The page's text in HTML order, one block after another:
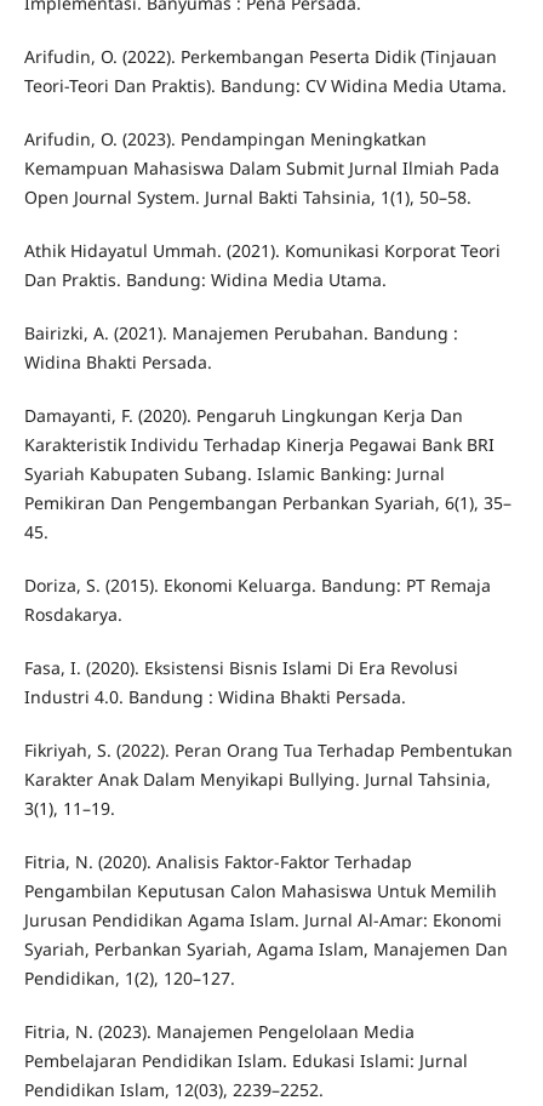
Arifudin, O. (2022). Perkembangan Peserta Didik (Tinjauan
Teori-Teori Dan Praktis). Bandung: CV Widina Media Utama.
Arifudin, O. (2023). Pendampingan Meningkatkan
Kemampuan Mahasiswa Dalam Submit Jurnal Ilmiah Pada
Open Journal System. Jurnal Bakti Tahsinia, 1(1), 50–58.
Athik Hidayatul Ummah. (2021). Komunikasi Korporat Teori
Dan Praktis. Bandung: Widina Media Utama.
Bairizki, A. (2021). Manajemen Perubahan. Bandung :
Widina Bhakti Persada.
Damayanti, F. (2020). Pengaruh Lingkungan Kerja Dan
Karakteristik Individu Terhadap Kinerja Pegawai Bank BRI
Syariah Kabupaten Subang. Islamic Banking: Jurnal
Pemikiran Dan Pengembangan Perbankan Syariah, 6(1), 35–
45.
Doriza, S. (2015). Ekonomi Keluarga. Bandung: PT Remaja
Rosdakarya.
Fasa, I. (2020). Eksistensi Bisnis Islami Di Era Revolusi
Industri 4.0. Bandung : Widina Bhakti Persada.
Fikriyah, S. (2022). Peran Orang Tua Terhadap Pembentukan
Karakter Anak Dalam Menyikapi Bullying. Jurnal Tahsinia,
3(1), 11–19.
Fitria, N. (2020). Analisis Faktor-Faktor Terhadap
Pengambilan Keputusan Calon Mahasiswa Untuk Memilih
Jurusan Pendidikan Agama Islam. Jurnal Al-Amar: Ekonomi
Syariah, Perbankan Syariah, Agama Islam, Manajemen Dan
Pendidikan, 1(2), 120–127.
Fitria, N. (2023). Manajemen Pengelolaan Media
Pembelajaran Pendidikan Islam. Edukasi Islami: Jurnal
Pendidikan Islam, 12(03), 2239–2252.